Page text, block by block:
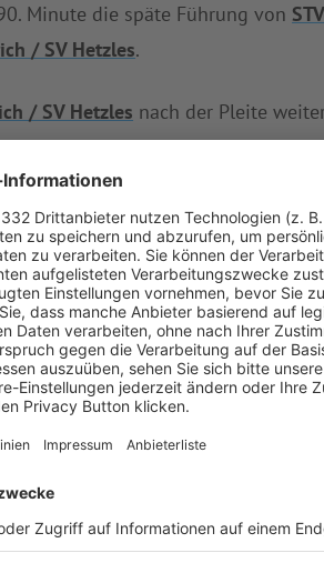
Minute die späte Führung von
/ SV Hetzles.
/ SV Hetzles nach der Pleite
gar nicht: 53 Gegentreffer musste
nur vier Zähler.
über(SG) DJK SpVgg Effeltrich /
ungeschlagen ist.
/ SV Hetzlesist(SG) 1. FC
zur selben Zeit mit der